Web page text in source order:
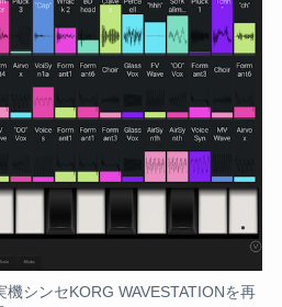
シンセKORG WAVESTATIONを再